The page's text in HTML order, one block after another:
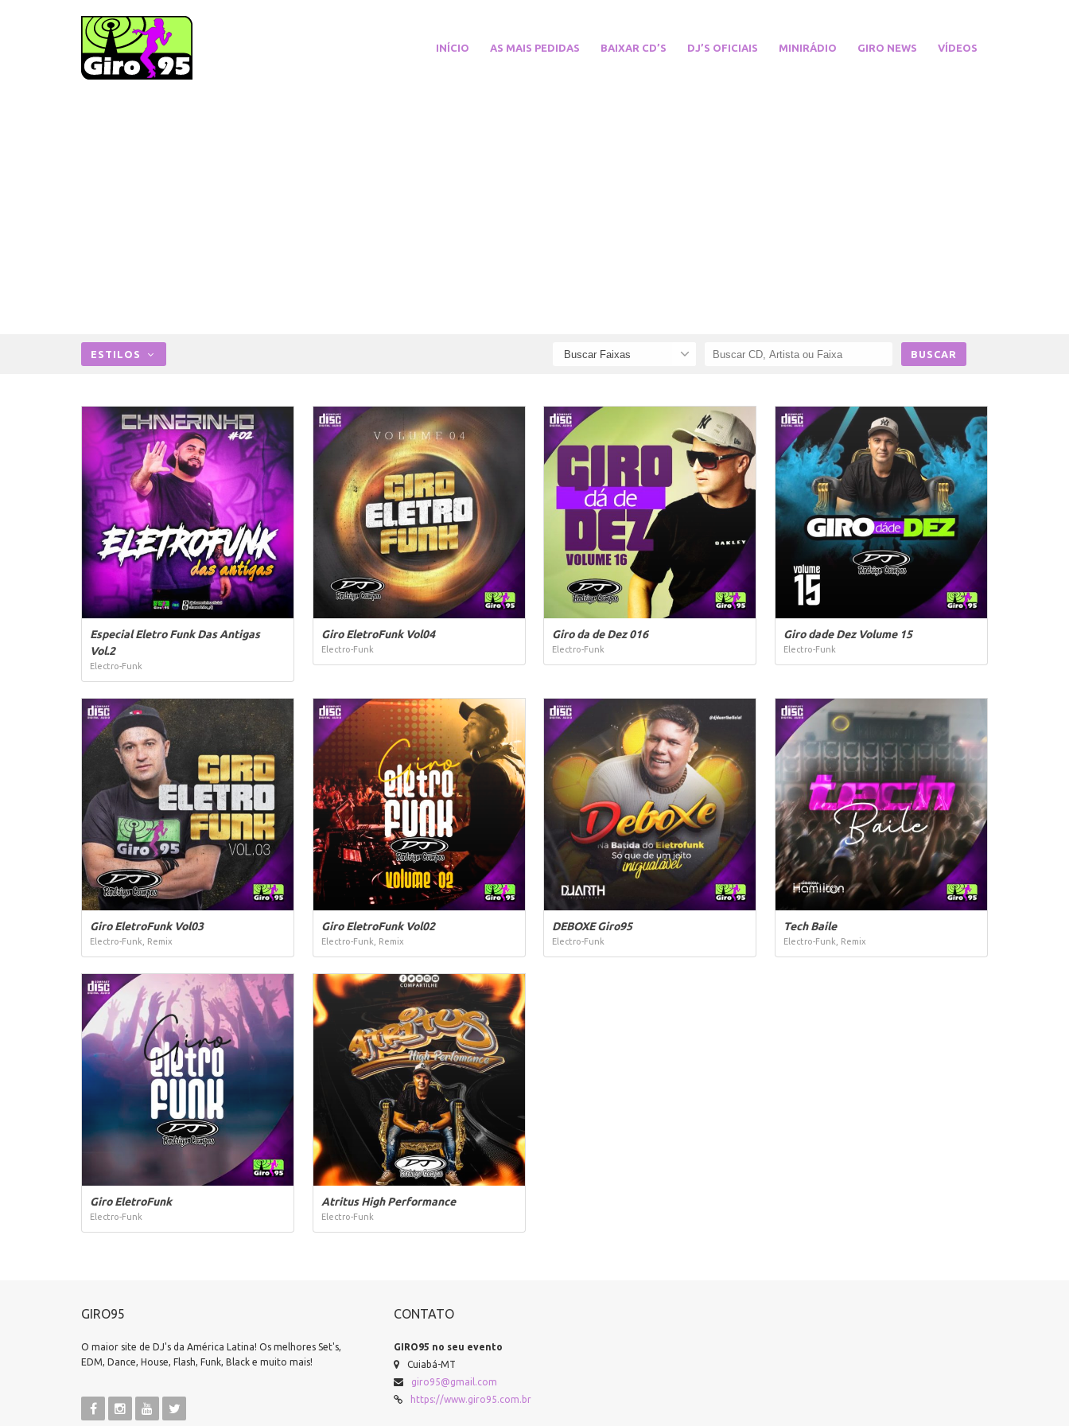
INÍCIO AS MAIS PEDIDAS BAIXAR CD’S DJ’S OFICIAIS MINIRÁDIO GIRO NEWS VÍDEOS
ESTILOS
Especial Eletro Funk Das Antigas
Vol.2
Electro-Funk
Giro EletroFunk Vol04
Electro-Funk
Giro da de Dez 016
Electro-Funk
Giro dade Dez Volume 15
Electro-Funk
Giro EletroFunk Vol03
Electro-Funk, Remix
Giro EletroFunk Vol02
Electro-Funk, Remix
DEBOXE Giro95
Electro-Funk
Tech Baile
Electro-Funk, Remix
Giro EletroFunk
Electro-Funk
Atritus High Performance
Electro-Funk
GIRO95
O maior site de DJ's da América Latina! Os melhores Set's,
EDM, Dance, House, Flash, Funk, Black e muito mais!
CONTATO
GIRO95 no seu evento
Cuiabá-MT
giro95@gmail.com
https://www.giro95.com.br